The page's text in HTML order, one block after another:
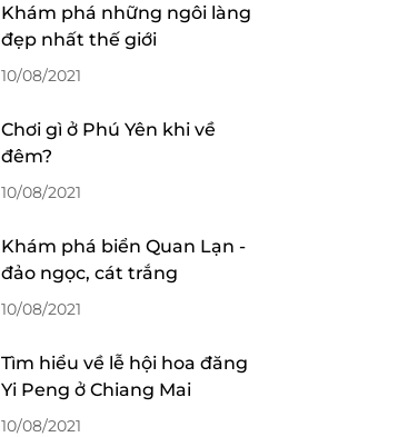
Khám phá những ngôi làng
đẹp nhất thế giới
10/08/2021
Chơi gì ở Phú Yên khi về
đêm?
10/08/2021
Khám phá biển Quan Lạn -
đảo ngọc, cát trắng
10/08/2021
Tìm hiểu về lễ hội hoa đăng
Yi Peng ở Chiang Mai
10/08/2021